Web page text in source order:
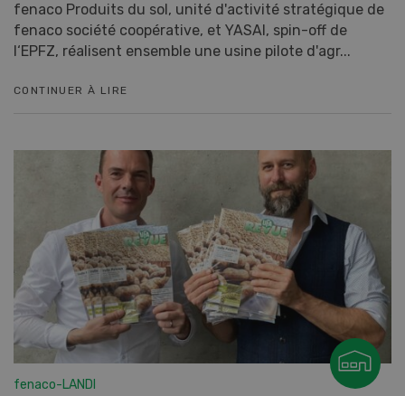
fenaco Produits du sol, unité d'activité stratégique de
fenaco société coopérative, et YASAI, spin-off de
l‘EPFZ, réalisent ensemble une usine pilote d'agr...
CONTINUER À LIRE
fenaco-LANDI